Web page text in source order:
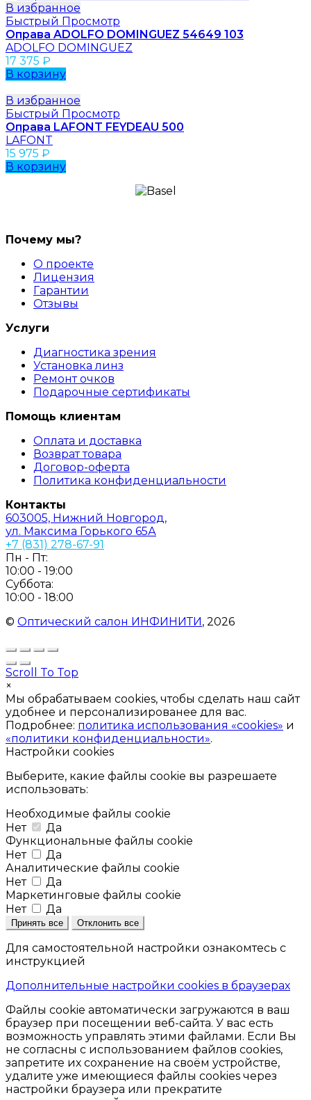
В избранное
Быстрый Просмотр
Оправа ADOLFO DOMINGUEZ 54649 103
ADOLFO DOMINGUEZ
17 375 ₽
В корзину
В избранное
Быстрый Просмотр
Оправа LAFONT FEYDEAU 500
LAFONT
15 975 ₽
В корзину
Почему мы?
О проекте
Лицензия
Гарантии
Отзывы
Услуги
Диагностика зрения
Установка линз
Ремонт очков
Подарочные сертификаты
Помощь клиентам
Оплата и доставка
Возврат товара
Договор-оферта
Политика конфиденциальности
Контакты
603005, Нижний Новгород,
ул. Максима Горького 65А
+7 (831) 278-67-91
Пн - Пт:
10:00 - 19:00
Суббота:
10:00 - 18:00
© Оптический салон ИНФИНИТИ, 2026
Scroll To Top
×
Мы обрабатываем cookies, чтобы сделать наш сайт
удобнее и персонализированее для вас.
Подробнее: политика использования «cookies» и
«политики конфиденциальности».
Настройки cookies
Выберите, какие файлы cookie вы разрешаете
использовать:
Необходимые файлы cookie
Нет
Да
Функциональные файлы cookie
Нет
Да
Аналитические файлы cookie
Нет
Да
Маркетинговые файлы cookie
Нет
Да
Принять все Отклонить все
Для самостоятельной настройки ознакомтесь с
инструкцией
Дополнительные настройки cookies в браузерах
Файлы cookie автоматически загружаются в ваш
браузер при посещении веб-сайта. У вас есть
возможность управлять этими файлами. Если Вы
не согласны с использованием файлов cookies,
запретите их сохранение на своём устройстве,
удалите уже имеющиеся файлы cookies через
настройки браузера или прекратите